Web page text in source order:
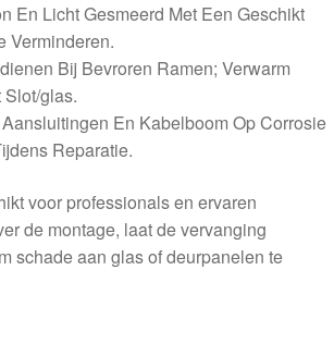
En Licht Gesmeerd Met Een Geschikt
Verminderen.
Bij Bevroren Ramen; Verwarm
glas.
En Kabelboom Op Corrosie
Reparatie.
voor professionals en ervaren
de montage, laat de vervanging
schade aan glas of deurpanelen te